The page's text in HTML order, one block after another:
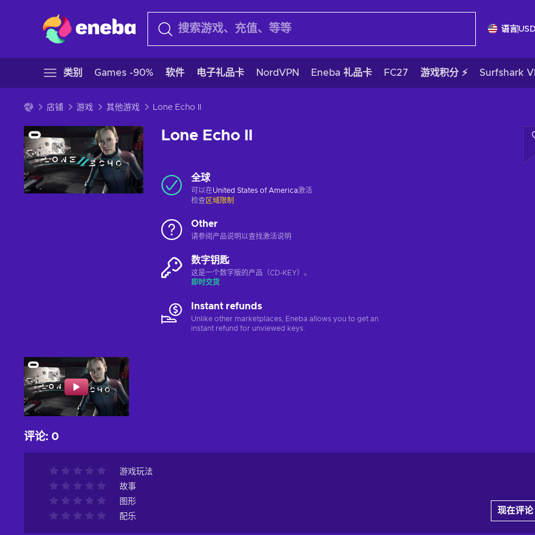
语言
类别 Games -90% 软件 电子礼品卡 NordVPN Eneba 礼品卡 FC27 游戏积分 ⚡ Surfshark
店铺 游戏 其他游戏 Lone Echo II
Lone Echo II
全球
可以在United States of America激活
检查 区域限制
Other
请参阅产品说明以查找激活说明
数字钥匙
这是一个数字版的产品（CD-KEY）。
即时交货
Instant refunds
Unlike other marketplaces, Eneba allows you to get an
instant refund for unviewed keys.
评论: 0
游戏玩法
故事
图形
配乐
现在评论